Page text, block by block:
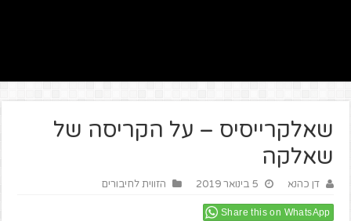
שאלקרייסיס – על הקריסה של
שאלקה
דן כהנא 5 בינואר 2019 הזווית לחיבורים
Share this on WhatsApp